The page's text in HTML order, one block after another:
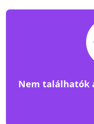
Nem találhatók